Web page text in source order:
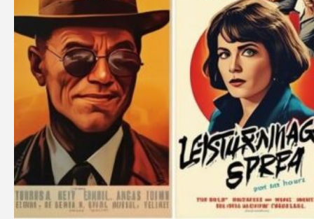
ゴジラ-1.0 ザ・バットマン
ジェームズ・ガン ジェームズ・キャメロン
ジェニファー・アニストン シャーリーズ・セロン
ジュラシック・ワールド ジュリア・ロバーツ
ジョセフ・クイン ジョニー・デップ
ジョン・ウィック ジョン・バーンサル